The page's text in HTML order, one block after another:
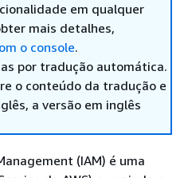
em qualquer
mais detalhes,
o console.
por tradução automática.
o conteúdo da tradução e
a versão em inglês
(IAM) é uma